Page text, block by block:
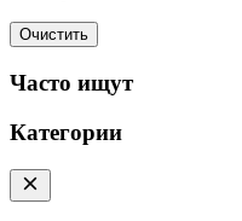
Очистить
Часто ищут
Категории